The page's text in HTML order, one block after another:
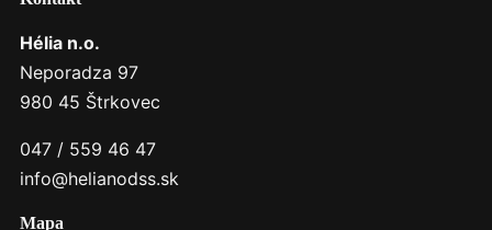
Hélia n.o.
Neporadza 97
980 45 Štrkovec
047 / 559 46 47
info@helianodss.sk
Mapa